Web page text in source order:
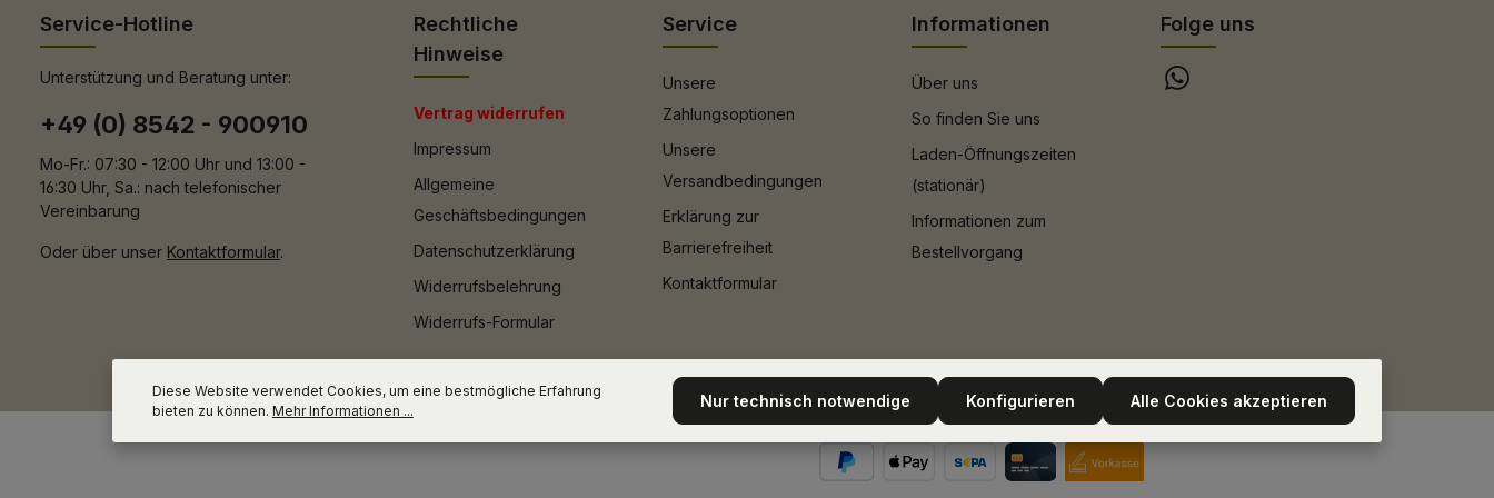
Service-Hotline
Unterstützung und Beratung unter:
+49 (0) 8542 - 900910
Mo-Fr.: 07:30 - 12:00 Uhr und 13:00 -
16:30 Uhr, Sa.: nach telefonischer
Vereinbarung
Oder über unser Kontaktformular.
Rechtliche
Hinweise
Vertrag widerrufen
Impressum
Allgemeine
Geschäftsbedingungen
Datenschutzerklärung
Widerrufsbelehrung
Widerrufs-Formular
Service
Unsere
Zahlungsoptionen
Unsere
Versandbedingungen
Erklärung zur
Barrierefreiheit
Kontaktformular
Informationen
Über uns
So finden Sie uns
Laden-Öffnungszeiten
(stationär)
Informationen zum
Bestellvorgang
Folge uns
Diese Website verwendet Cookies, um eine bestmögliche Erfahrung
bieten zu können. Mehr Informationen ... Nur technisch notwendige Konfigurieren Alle Cookies akzeptieren